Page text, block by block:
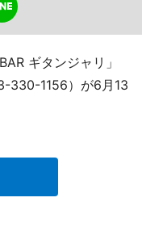
ギタンジャリ」
330-1156）が6月13